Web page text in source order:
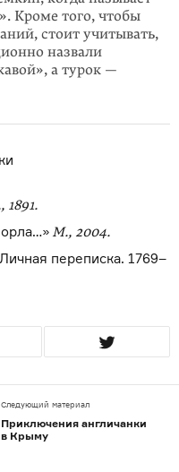
Кроме того, чтобы
стоит учитывать,
назвали
а турок —
1891.
М., 2004.
Личная переписка. 1769–
Следующий материал
Приключения англичанки
в Крыму